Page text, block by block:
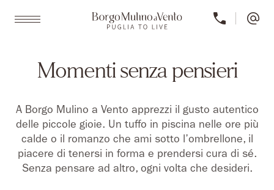
Momenti senza pensieri
A Borgo Mulino a Vento apprezzi il gusto autentico
delle piccole gioie. Un tuffo in piscina nelle ore più
calde o il romanzo che ami sotto l’ombrellone, il
piacere di tenersi in forma e prendersi cura di sé.
Senza pensare ad altro, ogni volta che desideri.